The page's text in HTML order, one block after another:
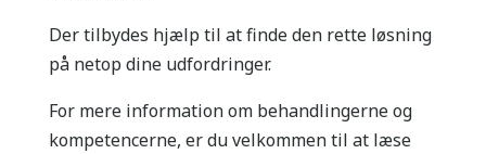
Der tilbydes hjælp til at finde den rette løsning
på netop dine udfordringer.
For mere information om behandlingerne og
kompetencerne, er du velkommen til at læse